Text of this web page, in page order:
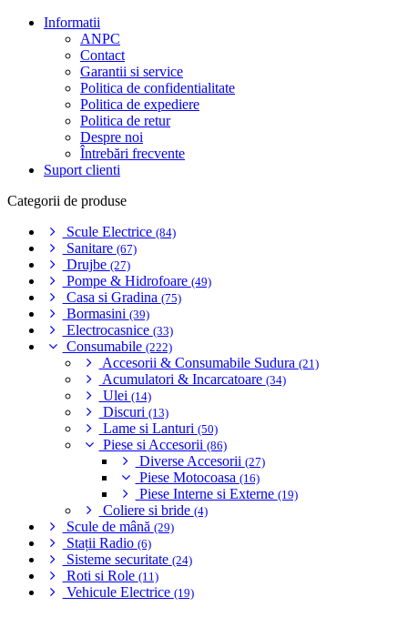
Informatii
ANPC
Contact
Garantii si service
Politica de confidentialitate
Politica de expediere
Politica de retur
Despre noi
Întrebări frecvente
Suport clienti
Categorii de produse
Scule Electrice (84)
Sanitare (67)
Drujbe (27)
Pompe & Hidrofoare (49)
Casa si Gradina (75)
Bormasini (39)
Electrocasnice (33)
Consumabile (222)
Accesorii & Consumabile Sudura (21)
Acumulatori & Incarcatoare (34)
Ulei (14)
Discuri (13)
Lame si Lanturi (50)
Piese si Accesorii (86)
Diverse Accesorii (27)
Piese Motocoasa (16)
Piese Interne si Externe (19)
Coliere si bride (4)
Scule de mână (29)
Stații Radio (6)
Sisteme securitate (24)
Roti si Role (11)
Vehicule Electrice (19)